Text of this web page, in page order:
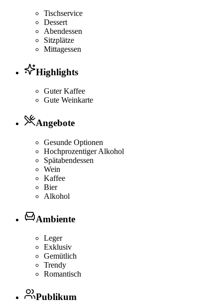
Tischservice
Dessert
Abendessen
Sitzplätze
Mittagessen
Highlights
Guter Kaffee
Gute Weinkarte
Angebote
Gesunde Optionen
Hochprozentiger Alkohol
Spätabendessen
Wein
Kaffee
Bier
Alkohol
Ambiente
Leger
Exklusiv
Gemütlich
Trendy
Romantisch
Publikum